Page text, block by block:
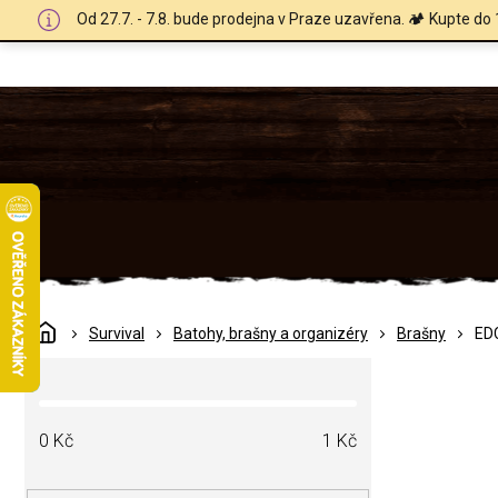
Od 27.7. - 7.8. bude prodejna v Praze uzavřena. 🏕️ Kupte
DomůSurvival Batohy, brašny a organizéry Brašny
P
o
a
0 Kč 1 Kč